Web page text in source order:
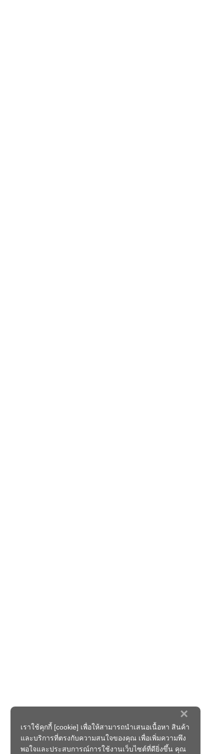
×
เราใช้คุกกี้ [cookie] เพื่อให้สามารถนำเสนอเนื้อหา สินค้า
และบริการที่ตรงกับความสนใจของคุณ เพื่อเพิ่มความพึง
พอใจและประสบการณ์การใช้งานเว็บไซต์ที่ดียิ่งขึ้น คุณ